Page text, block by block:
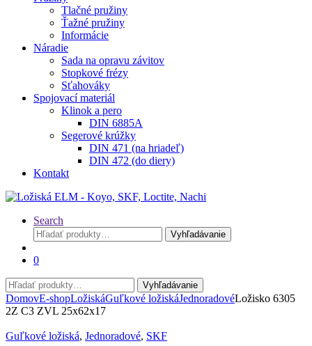
Tlačné pružiny
Ťažné pružiny
Informácie
Náradie
Sada na opravu závitov
Stopkové frézy
Sťahováky
Spojovací materiál
Klinok a pero
DIN 6885A
Segerové krúžky
DIN 471 (na hriadeľ)
DIN 472 (do diery)
Kontakt
Search
Hľadať:
Vyhľadávanie
0
Hľadať:
Vyhľadávanie
DomovE-shopLožiskáGuľkové ložiskáJednoradovéLožisko 6305
2Z C3 ZVL 25x62x17
Guľkové ložiská, Jednoradové, SKF